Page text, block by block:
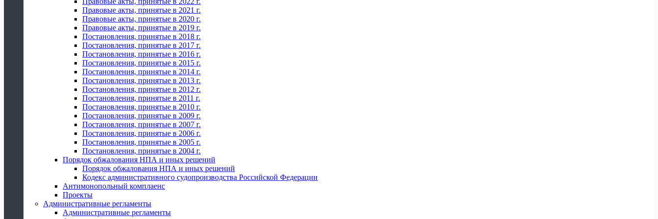
Правовые акты, принятые в 2021 г.
Правовые акты, принятые в 2020 г.
Правовые акты, принятые в 2019 г.
Постановления, принятые в 2018 г.
Постановления, принятые в 2017 г.
Постановления, принятые в 2016 г.
Постановления, принятые в 2015 г.
Постановления, принятые в 2014 г.
Постановления, принятые в 2013 г.
Постановления, принятые в 2012 г.
Постановления, принятые в 2011 г.
Постановления, принятые в 2010 г.
Постановления, принятые в 2009 г.
Постановления, принятые в 2007 г.
Постановления, принятые в 2006 г.
Постановления, принятые в 2005 г.
Постановления, принятые в 2004 г.
Порядок обжалования НПА и иных решений
Порядок обжалования НПА и иных решений
Кодекс административного судопроизводства Российской Федерации
Антимонопольный комплаенс
Проекты
Административные регламенты
Административные регламенты